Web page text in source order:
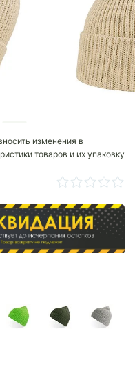
изменения в
товаров и их упаковку